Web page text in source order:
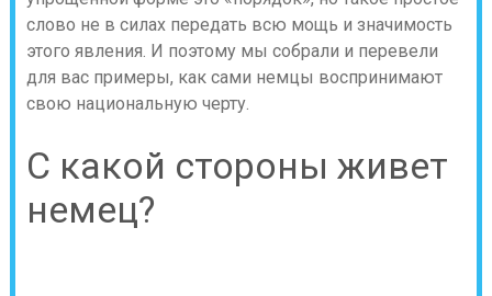
слово не в силах передать всю мощь и значимость
этого явления. И поэтому мы собрали и перевели
для вас примеры, как сами немцы воспринимают
свою национальную черту.
С какой стороны живет
немец?